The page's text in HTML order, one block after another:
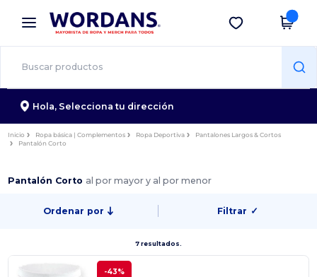
× App de Wordans
¡Mejores precios en app!
Descargar app
Hola, Selecciona tu dirección
Inicio Ropa básica | Complementos Ropa Deportiva
Pantalones Largos & Cortos
Pantalón Corto
Pantalón Corto al por mayor y al por menor
Ordenar por Filtrar ✓
7 resultados.
-43%